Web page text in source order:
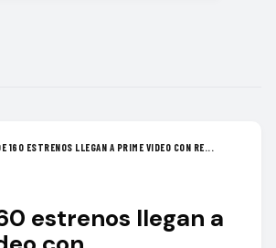
160 ESTRENOS LLEGAN A PRIME VIDEO CON RE...
estrenos llegan a